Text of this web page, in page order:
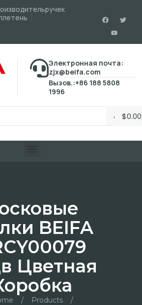
Электронная почта:
zjx@beifa.com
Вызов.:+86 188 5808
1996
$0.00
BEIFA
Цветная
/ Products
/